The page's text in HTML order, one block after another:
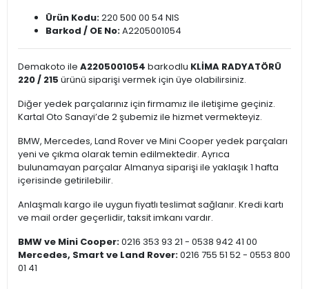
Ürün Kodu:220 500 00 54 NIS
Barkod / OE No:A2205001054
Demakoto ile A2205001054 barkodlu KLİMA RADYATÖRÜ
220 / 215 ürünü siparişi vermek için üye olabilirsiniz.
Diğer yedek parçalarınız için firmamız ile iletişime geçiniz.
Kartal Oto Sanayi’de 2 şubemiz ile hizmet vermekteyiz.
BMW, Mercedes, Land Rover ve Mini Cooper yedek parçaları
yeni ve çıkma olarak temin edilmektedir. Ayrıca
bulunamayan parçalar Almanya siparişi ile yaklaşık 1 hafta
içerisinde getirilebilir.
Anlaşmalı kargo ile uygun fiyatlı teslimat sağlanır. Kredi kartı
ve mail order geçerlidir, taksit imkanı vardır.
BMW ve Mini Cooper:0216 353 93 21 - 0538 942 41 00
Mercedes, Smart ve Land Rover:0216 755 51 52 - 0553 800
01 41